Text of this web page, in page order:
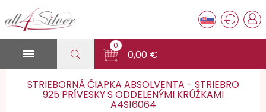
€

0
0,00 €
STRIEBORNÁ ČIAPKA ABSOLVENTA - STRIEBRO
925 PRÍVESKY S ODDELENÝMI KRÚŽKAMI
A4S16064